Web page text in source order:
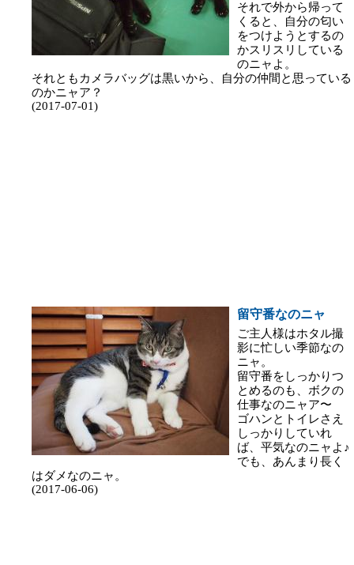
それで外から帰って
くると、自分の匂い
をつけようとするの
かスリスリしている
のニャよ。
それともカメラバッグは黒いから、自分の仲間と思っている
のかニャア？
(2017-07-01)
留守番なのニャ
ご主人様はホタル撮
影に忙しい季節なの
ニャ。
留守番をしっかりつ
とめるのも、ボクの
仕事なのニャア〜
ゴハンとトイレさえ
しっかりしていれ
ば、平気なのニャよ♪
でも、あんまり長く
はダメなのニャ。
(2017-06-06)